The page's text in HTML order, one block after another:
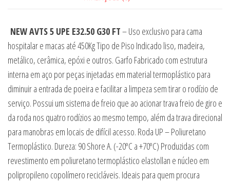
NEW AVTS 5 UPE E32.50 G30 FT– Uso exclusivo para cama
hospitalar e macas até 450Kg Tipo de Piso Indicado liso, madeira,
metálico, cerâmica, epóxi e outros. Garfo Fabricado com estrutura
interna em aço por peças injetadas em material termoplástico para
diminuir a entrada de poeira e facilitar a limpeza sem tirar o rodízio de
serviço. Possui um sistema de freio que ao acionar trava freio de giro e
da roda nos quatro rodízios ao mesmo tempo, além da trava direcional
para manobras em locais de difícil acesso. Roda UP – Poliuretano
Termoplástico. Dureza: 90 Shore A. (-20ºC a +70ºC) Produzidas com
revestimento em poliuretano termoplástico elastollan e núcleo em
polipropileno copolímero recicláveis. Ideais para quem procura